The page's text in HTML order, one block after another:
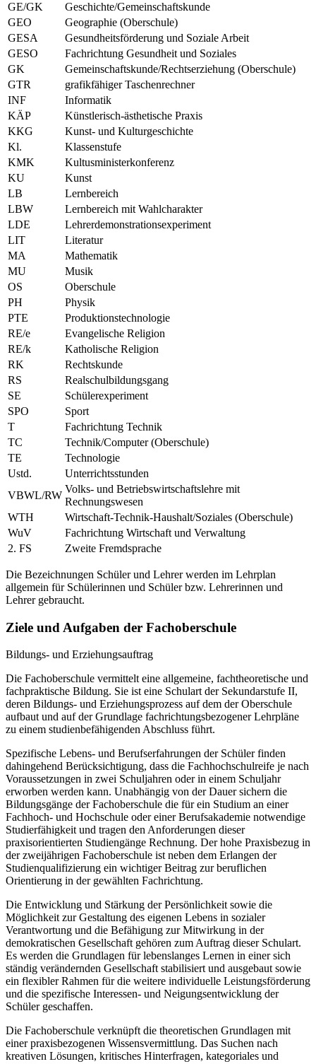
GE/GK
Geschichte/Gemeinschaftskunde
GEO
Geographie (Oberschule)
GESA
Gesundheitsförderung und Soziale Arbeit
GESO
Fachrichtung Gesundheit und Soziales
GK
Gemeinschaftskunde/Rechtserziehung (Oberschule)
GTR
grafikfähiger Taschenrechner
INF
Informatik
KÄP
Künstlerisch-ästhetische Praxis
KKG
Kunst- und Kulturgeschichte
Kl.
Klassenstufe
KMK
Kultusministerkonferenz
KU
Kunst
LB
Lernbereich
LBW
Lernbereich mit Wahlcharakter
LDE
Lehrerdemonstrationsexperiment
LIT
Literatur
MA
Mathematik
MU
Musik
OS
Oberschule
PH
Physik
PTE
Produktionstechnologie
RE/e
Evangelische Religion
RE/k
Katholische Religion
RK
Rechtskunde
RS
Realschulbildungsgang
SE
Schülerexperiment
SPO
Sport
T
Fachrichtung Technik
TC
Technik/Computer (Oberschule)
TE
Technologie
Ustd.
Unterrichtsstunden
VBWL/RW
Volks- und Betriebswirtschaftslehre mit
Rechnungswesen
WTH
Wirtschaft-Technik-Haushalt/Soziales (Oberschule)
WuV
Fachrichtung Wirtschaft und Verwaltung
2. FS
Zweite Fremdsprache
Die Bezeichnungen Schüler und Lehrer werden im Lehrplan
allgemein für Schülerinnen und Schüler bzw. Lehrerinnen und
Lehrer gebraucht.
Ziele und Aufgaben der Fachoberschule
Bildungs- und Erziehungsauftrag
Die Fachoberschule vermittelt eine allgemeine, fachtheoretische und
fachpraktische Bildung. Sie ist eine Schulart der Sekundarstufe II,
deren Bildungs- und Erziehungsprozess auf dem der Oberschule
aufbaut und auf der Grundlage fachrichtungsbezogener Lehrpläne
zu einem studienbefähigenden Abschluss führt.
Spezifische Lebens- und Berufserfahrungen der Schüler finden
dahingehend Berücksichtigung, dass die Fachhochschulreife je nach
Voraussetzungen in zwei Schuljahren oder in einem Schuljahr
erworben werden kann. Unabhängig von der Dauer sichern die
Bildungsgänge der Fachoberschule die für ein Studium an einer
Fachhoch- und Hochschule oder einer Berufsakademie notwendige
Studierfähigkeit und tragen den Anforderungen dieser
praxisorientierten Studiengänge Rechnung. Der hohe Praxisbezug in
der zweijährigen Fachoberschule ist neben dem Erlangen der
Studienqualifizierung ein wichtiger Beitrag zur beruflichen
Orientierung in der gewählten Fachrichtung.
Die Entwicklung und Stärkung der Persönlichkeit sowie die
Möglichkeit zur Gestaltung des eigenen Lebens in sozialer
Verantwortung und die Befähigung zur Mitwirkung in der
demokratischen Gesellschaft gehören zum Auftrag dieser Schulart.
Es werden die Grundlagen für lebenslanges Lernen in einer sich
ständig verändernden Gesellschaft stabilisiert und ausgebaut sowie
ein flexibler Rahmen für die weitere individuelle Leistungsförderung
und die spezifische Interessen- und Neigungsentwicklung der
Schüler geschaffen.
Die Fachoberschule verknüpft die theoretischen Grundlagen mit
einer praxisbezogenen Wissensvermittlung. Das Suchen nach
kreativen Lösungen, kritisches Hinterfragen, kategoriales und